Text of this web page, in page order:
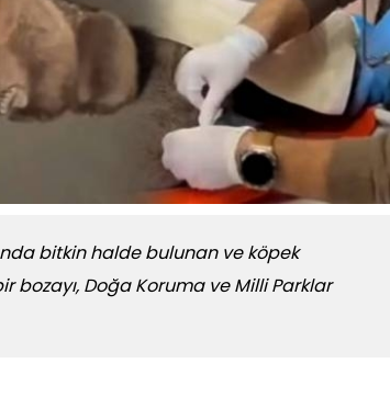
bitkin halde bulunan ve köpek
bozayı, Doğa Koruma ve Milli Parklar